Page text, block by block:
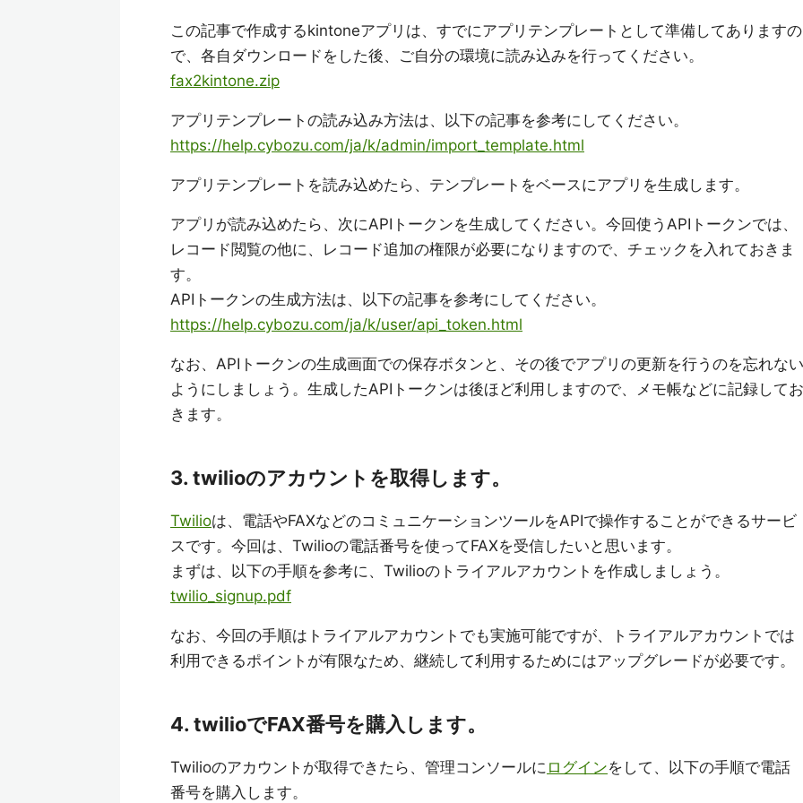
この記事で作成するkintoneアプリは、すでにアプリテンプレートとして準備してありますの
で、各自ダウンロードをした後、ご自分の環境に読み込みを行ってください。
fax2kintone.zip
アプリテンプレートの読み込み方法は、以下の記事を参考にしてください。
https://help.cybozu.com/ja/k/admin/import_template.html
アプリテンプレートを読み込めたら、テンプレートをベースにアプリを生成します。
アプリが読み込めたら、次にAPIトークンを生成してください。今回使うAPIトークンでは、
レコード閲覧の他に、レコード追加の権限が必要になりますので、チェックを入れておきま
す。
APIトークンの生成方法は、以下の記事を参考にしてください。
https://help.cybozu.com/ja/k/user/api_token.html
なお、APIトークンの生成画面での保存ボタンと、その後でアプリの更新を行うのを忘れない
ようにしましょう。生成したAPIトークンは後ほど利用しますので、メモ帳などに記録してお
きます。
3. twilioのアカウントを取得します。
Twilioは、電話やFAXなどのコミュニケーションツールをAPIで操作することができるサービ
スです。今回は、Twilioの電話番号を使ってFAXを受信したいと思います。
まずは、以下の手順を参考に、Twilioのトライアルアカウントを作成しましょう。
twilio_signup.pdf
なお、今回の手順はトライアルアカウントでも実施可能ですが、トライアルアカウントでは
利用できるポイントが有限なため、継続して利用するためにはアップグレードが必要です。
4. twilioでFAX番号を購入します。
Twilioのアカウントが取得できたら、管理コンソールに ログインをして、以下の手順で電話
番号を購入します。